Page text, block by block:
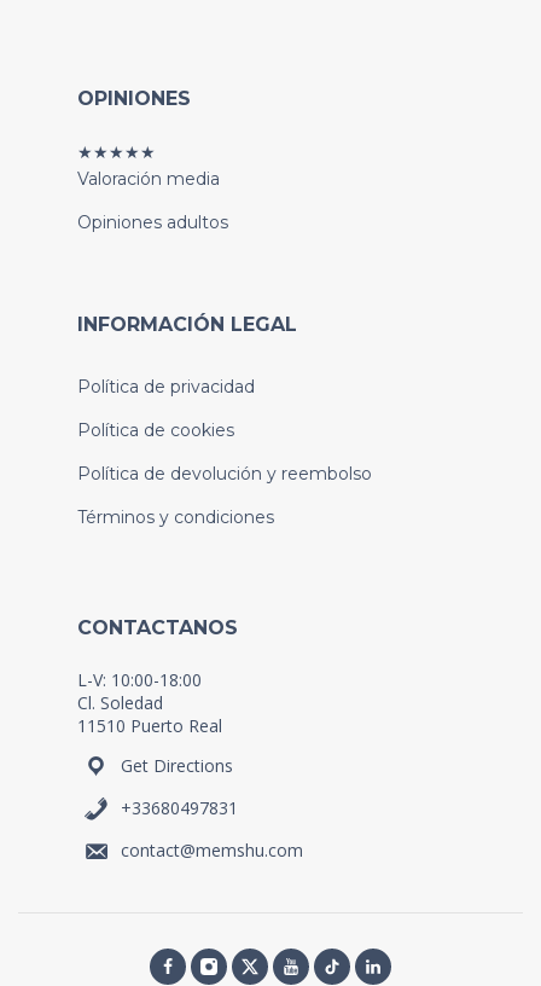
OPINIONES
★★★★★
Valoración media
Opiniones adultos
INFORMACIÓN LEGAL
Política de privacidad
Política de cookies
Política de devolución y reembolso
Términos y condiciones
CONTACTANOS
L-V: 10:00-18:00
Cl. Soledad
11510 Puerto Real
Get Directions
+33680497831
contact@memshu.com